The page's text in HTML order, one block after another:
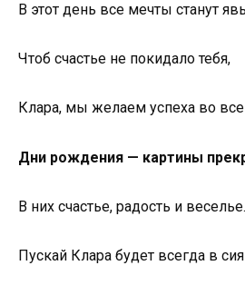
В этот день все мечты станут
Чтоб счастье не покидало тебя,
Клара, мы желаем успеха во
Дни рождения — картины
В них счастье, радость и веселье.
Пускай Клара будет всегда в